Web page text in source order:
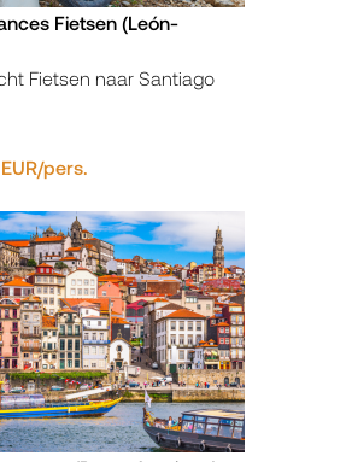
Fietsen (León-
Fietsen naar Santiago
pers.